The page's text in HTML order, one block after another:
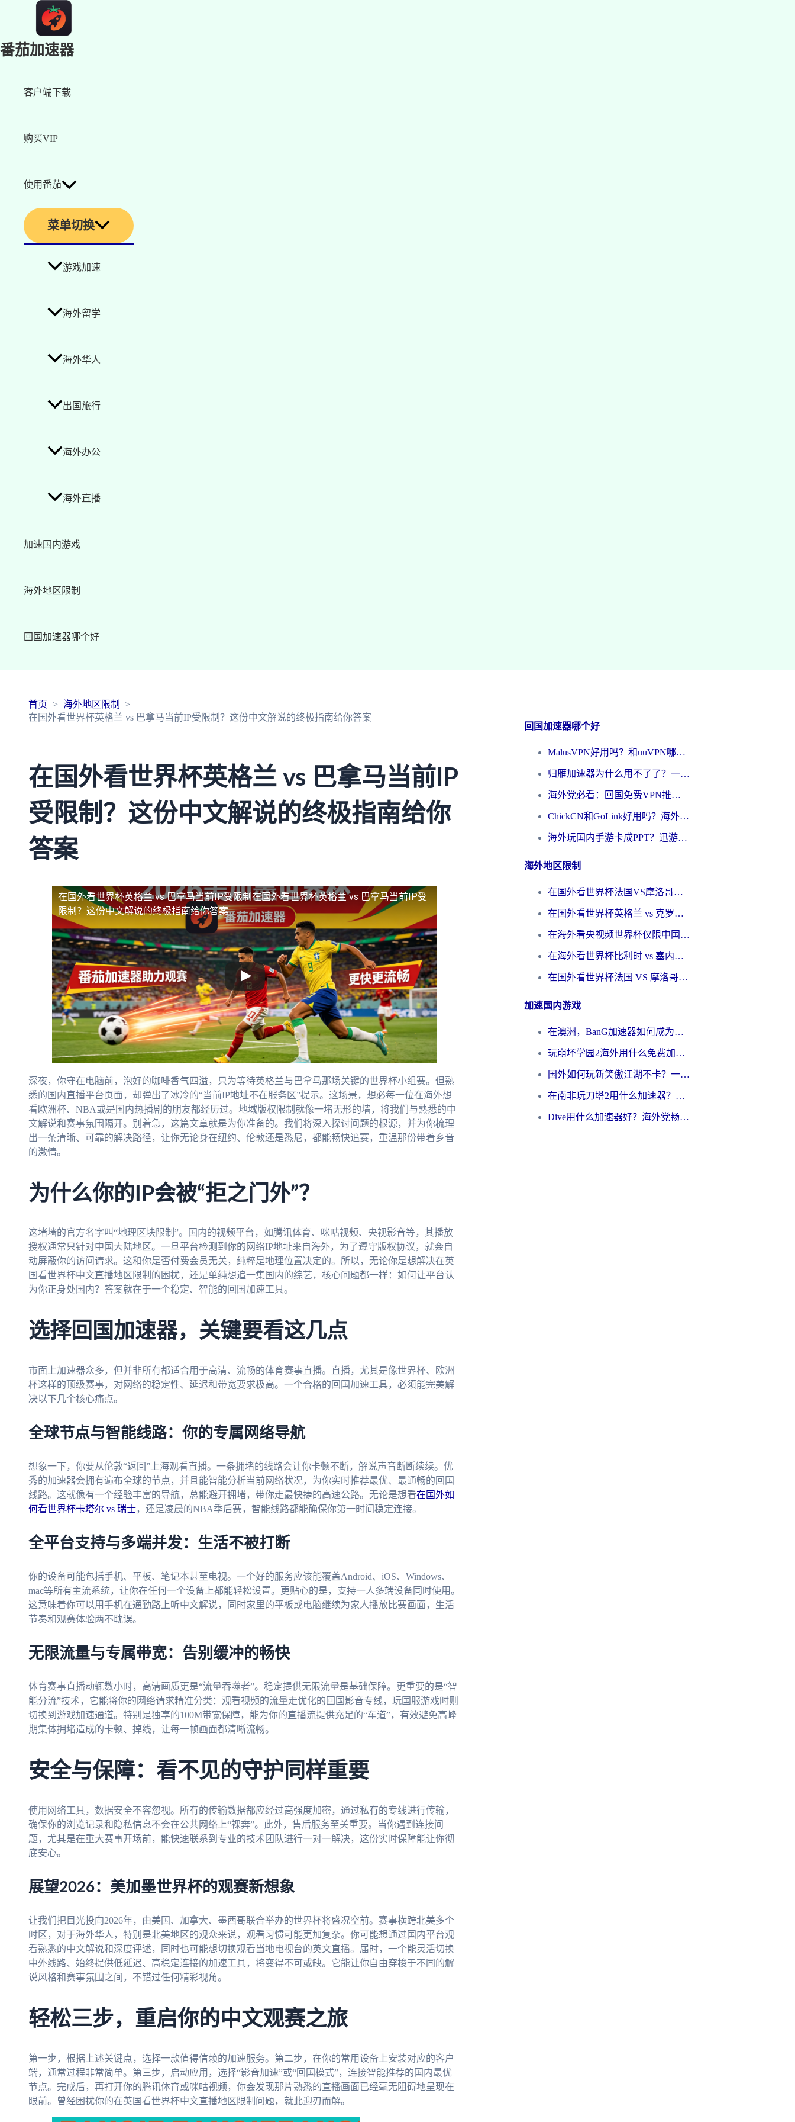
番茄加速器
客户端下载
购买VIP
使用番茄
菜单切换
游戏加速
海外留学
海外华人
出国旅行
海外办公
海外直播
加速国内游戏
海外地区限制
回国加速器哪个好
首页
海外地区限制
在国外看世界杯英格兰 vs 巴拿马当前IP受限制？这份中文解说的终极指南给你答案
在国外看世界杯英格兰 vs 巴拿马当前IP
受限制？这份中文解说的终极指南给你
答案
在国外看世界杯英格兰 vs 巴拿马当前IP受限制 在国外看世界杯英格兰 vs 巴拿马当前IP受
限制？这份中文解说的终极指南给你答案
深夜，你守在电脑前，泡好的咖啡香气四溢，只为等待英格兰与巴拿马那场关键的世界杯小组赛。但熟
悉的国内直播平台页面，却弹出了冰冷的“当前IP地址不在服务区”提示。这场景，想必每一位在海外想
看欧洲杯、NBA或是国内热播剧的朋友都经历过。地域版权限制就像一堵无形的墙，将我们与熟悉的中
文解说和赛事氛围隔开。别着急，这篇文章就是为你准备的。我们将深入探讨问题的根源，并为你梳理
出一条清晰、可靠的解决路径，让你无论身在纽约、伦敦还是悉尼，都能畅快追赛，重温那份带着乡音
的激情。
为什么你的IP会被“拒之门外”？
这堵墙的官方名字叫“地理区块限制”。国内的视频平台，如腾讯体育、咪咕视频、央视影音等，其播放
授权通常只针对中国大陆地区。一旦平台检测到你的网络IP地址来自海外，为了遵守版权协议，就会自
动屏蔽你的访问请求。这和你是否付费会员无关，纯粹是地理位置决定的。所以，无论你是想解决在英
国看世界杯中文直播地区限制的困扰，还是单纯想追一集国内的综艺，核心问题都一样：如何让平台认
为你正身处国内？答案就在于一个稳定、智能的回国加速工具。
选择回国加速器，关键要看这几点
市面上加速器众多，但并非所有都适合用于高清、流畅的体育赛事直播。直播，尤其是像世界杯、欧洲
杯这样的顶级赛事，对网络的稳定性、延迟和带宽要求极高。一个合格的回国加速工具，必须能完美解
决以下几个核心痛点。
全球节点与智能线路：你的专属网络导航
想象一下，你要从伦敦“返回”上海观看直播。一条拥堵的线路会让你卡顿不断，解说声音断断续续。优
秀的加速器会拥有遍布全球的节点，并且能智能分析当前网络状况，为你实时推荐最优、最通畅的回国
线路。这就像有一个经验丰富的导航，总能避开拥堵，带你走最快捷的高速公路。无论是想看在国外如
何看世界杯卡塔尔 vs 瑞士，还是凌晨的NBA季后赛，智能线路都能确保你第一时间稳定连接。
全平台支持与多端并发：生活不被打断
你的设备可能包括手机、平板、笔记本甚至电视。一个好的服务应该能覆盖Android、iOS、Windows、
mac等所有主流系统，让你在任何一个设备上都能轻松设置。更贴心的是，支持一人多端设备同时使用。
这意味着你可以用手机在通勤路上听中文解说，同时家里的平板或电脑继续为家人播放比赛画面，生活
节奏和观赛体验两不耽误。
无限流量与专属带宽：告别缓冲的畅快
体育赛事直播动辄数小时，高清画质更是“流量吞噬者”。稳定提供无限流量是基础保障。更重要的是“智
能分流”技术，它能将你的网络请求精准分类：观看视频的流量走优化的回国影音专线，玩国服游戏时则
切换到游戏加速通道。特别是独享的100M带宽保障，能为你的直播流提供充足的“车道”，有效避免高峰
期集体拥堵造成的卡顿、掉线，让每一帧画面都清晰流畅。
安全与保障：看不见的守护同样重要
使用网络工具，数据安全不容忽视。所有的传输数据都应经过高强度加密，通过私有的专线进行传输，
确保你的浏览记录和隐私信息不会在公共网络上“裸奔”。此外，售后服务至关重要。当你遇到连接问
题，尤其是在重大赛事开场前，能快速联系到专业的技术团队进行一对一解决，这份实时保障能让你彻
底安心。
展望2026：美加墨世界杯的观赛新想象
让我们把目光投向2026年，由美国、加拿大、墨西哥联合举办的世界杯将盛况空前。赛事横跨北美多个
时区，对于海外华人，特别是北美地区的观众来说，观看习惯可能更加复杂。你可能想通过国内平台观
看熟悉的中文解说和深度评述，同时也可能想切换观看当地电视台的英文直播。届时，一个能灵活切换
中外线路、始终提供低延迟、高稳定连接的加速工具，将变得不可或缺。它能让你自由穿梭于不同的解
说风格和赛事氛围之间，不错过任何精彩视角。
轻松三步，重启你的中文观赛之旅
第一步，根据上述关键点，选择一款值得信赖的加速服务。第二步，在你的常用设备上安装对应的客户
端，通常过程非常简单。第三步，启动应用，选择“影音加速”或“回国模式”，连接智能推荐的国内最优
节点。完成后，再打开你的腾讯体育或咪咕视频，你会发现那片熟悉的直播画面已经毫无阻碍地呈现在
眼前。曾经困扰你的在英国看世界杯中文直播地区限制问题，就此迎刃而解。
回国加速器哪个好
MalusVPN好用吗？和uuVPN哪个好？海外党无缝访问国内资源的真实对比与选择指南
归雁加速器为什么用不了了？一位海外游子的真实困惑与技术解答
海外党必看：回国免费VPN推荐？别踩坑！教你选对加速器无缝刷国内资源
ChickCN和GoLink好用吗？海外党如何选对回国加速器
海外玩国内手游卡成PPT？迅游和奇游手游哪个好？一篇讲透回国加速器怎么选
海外地区限制
在国外看世界杯法国VS摩洛哥地区限制？这篇指南让你流畅看中文解说无压力
在国外看世界杯英格兰 vs 克罗地亚当前地区不可播放？这篇指南帮你搞定所有海外观赛难题
在海外看央视频世界杯仅限中国大陆？这篇指南帮你解锁中文解说+无卡顿直播
在海外看世界杯比利时 vs 塞内加尔仅限中国大陆？我找到了最流畅的中文解说之路
在国外看世界杯法国 VS 摩洛哥仅限中国大陆？海外党这样看中文解说赛事不卡顿
加速国内游戏
在澳洲，BanG加速器如何成为你国服游戏的“时光机”？
玩崩坏学园2海外用什么免费加速器好？2026海外党亲测国服游戏加速指南
国外如何玩新笑傲江湖不卡？一份给海外游子的终极网络指南
在南非玩刀塔2用什么加速器？一份给海外游子的终极生存指南
Dive用什么加速器好？海外党畅玩国服游戏的终极避坑指南